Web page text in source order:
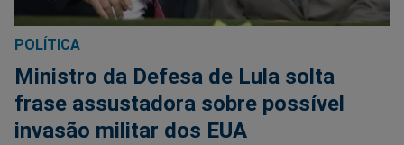
POLÍTICA
Ministro da Defesa de Lula solta
frase assustadora sobre possível
invasão militar dos EUA